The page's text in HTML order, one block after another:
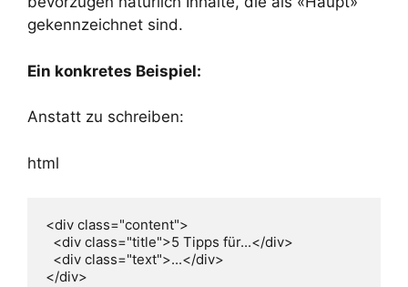
gekennzeichnet sind.
Ein konkretes Beispiel:
Anstatt zu schreiben:
html
<div class="content">
</div>